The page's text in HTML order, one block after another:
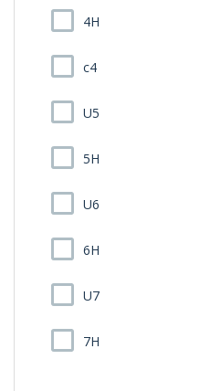
4H
c4
U5
5H
U6
6H
U7
7H